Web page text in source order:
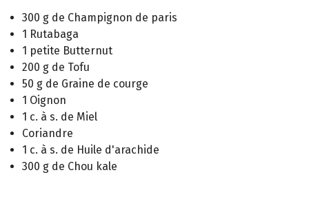
300 g de Champignon de paris
1 Rutabaga
1 petite Butternut
200 g de Tofu
50 g de Graine de courge
1 Oignon
1 c. à s. de Miel
Coriandre
1 c. à s. de Huile d'arachide
300 g de Chou kale